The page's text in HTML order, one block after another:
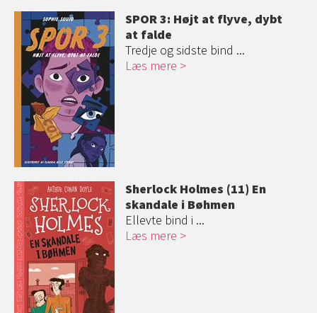
SPOR 3: Højt at flyve, dybt
at falde
Tredje og sidste bind ...
Læs mere
Sherlock Holmes (11) En
skandale i Bøhmen
Ellevte bind i ...
Læs mere